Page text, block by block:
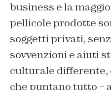
business e la
pellicole prodotte
soggetti privati,
sovvenzioni e aiuti
culturale differente,
che puntano tutto –